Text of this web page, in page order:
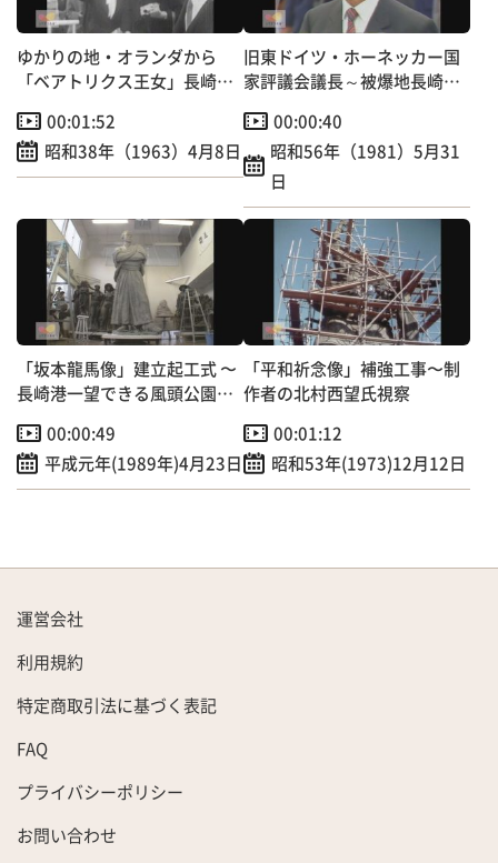
ゆかりの地・オランダから
「ベアトリクス王女」長崎訪
和のＴＶニュース】
00:01:52
昭和38年（1963）4月8日
旧東ドイツ・ホーネッカー国
家評議会議長～被爆地長崎訪
00:00:40
昭和56年（1981）5月31
日
「坂本龍馬像」建立起工式 〜
長崎港一望できる風頭公園に
00:00:49
平成元年(1989年)4月23日
「平和祈念像」補強工事〜制
作者の北村西望氏視察
00:01:12
昭和53年(1973)12月12日
運営会社
利用規約
特定商取引法に基づく表記
FAQ
プライバシーポリシー
お問い合わせ